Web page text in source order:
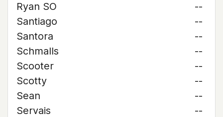
Ryan SO
--
Santiago
--
Santora
--
Schmalls
--
Scooter
--
Scotty
--
Sean
--
Servais
--